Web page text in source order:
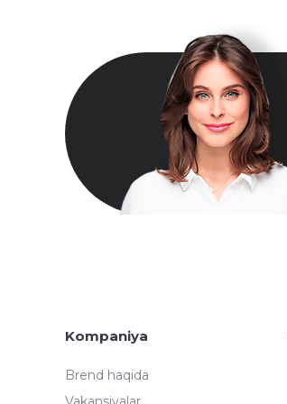
Kompaniya
Brend haqida